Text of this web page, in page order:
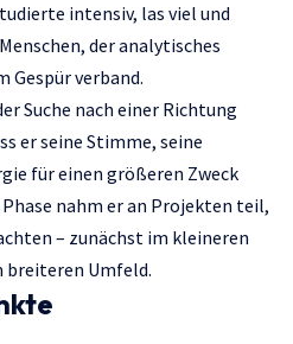
intensiv, las viel und
der analytisches
Gespür verband.
Suche nach einer Richtung
er seine Stimme, seine
für einen größeren Zweck
nahm er an Projekten teil,
– zunächst im kleineren
breiteren Umfeld.